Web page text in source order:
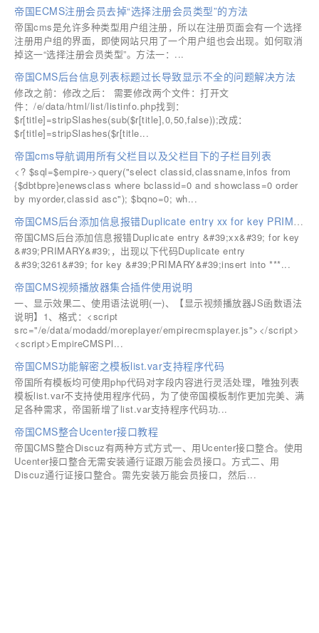
帝国ECMS注册会员去掉“选择注册会员类型”的方法
帝国cms是允许多种类型用户组注册，所以在注册页面会有一个选择
注册用户组的界面，即使网站只用了一个用户组也会出现。如何取消
掉这一“选择注册会员类型”。方法一：...
帝国CMS后台信息列表标题过长导致显示不全的问题解决方法
修改之前：修改之后： 需要修改两个文件：打开文
件：/e/data/html/list/listinfo.php找到：
$r[title]=stripSlashes(sub($r[title],0,50,false));改成：
$r[title]=stripSlashes($r[title...
帝国cms导航调用所有父栏目以及父栏目下的子栏目列表
<? $sql=$empire->query("select classid,classname,infos from
{$dbtbpre}enewsclass where bclassid=0 and showclass=0 order
by myorder,classid asc"); $bqno=0; wh...
帝国CMS后台添加信息报错Duplicate entry xx for key PRIMARY
帝国CMS后台添加信息报错Duplicate entry &#39;xx&#39; for key
&#39;PRIMARY&#39;，出现以下代码Duplicate entry
&#39;3261&#39; for key &#39;PRIMARY&#39;insert into ***...
帝国CMS视频播放器集合插件使用说明
一、显示效果二、使用语法说明(一)、【显示视频播放器JS函数语法
说明】1、格式：<script
src="/e/data/modadd/moreplayer/empirecmsplayer.js"></script>
<script>EmpireCMSPl...
帝国CMS功能解密之模板list.var支持程序代码
帝国所有模板均可使用php代码对字段内容进行灵活处理，唯独列表
模板list.var不支持使用程序代码，为了使帝国模板制作更加完美、满
足各种需求，帝国新增了list.var支持程序代码功...
帝国CMS整合Ucenter接口教程
帝国CMS整合Discuz有两种方式方式一、用Ucenter接口整合。使用
Ucenter接口整合无需安装通行证跟万能会员接口。方式二、用
Discuz通行证接口整合。需先安装万能会员接口，然后...